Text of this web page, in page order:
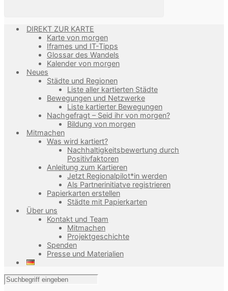
DIREKT ZUR KARTE
Karte von morgen
Iframes und IT-Tipps
Glossar des Wandels
Kalender von morgen
Neues
Städte und Regionen
Liste aller kartierten Städte
Bewegungen und Netzwerke
Liste kartierter Bewegungen
Nachgefragt – Seid ihr von morgen?
Bildung von morgen
Mitmachen
Was wird kartiert?
Nachhaltigkeitsbewertung durch
Positivfaktoren
Anleitung zum Kartieren
Jetzt Regionalpilot*in werden
Als Partnerinitiatve registrieren
Papierkarten erstellen
Städte mit Papierkarten
Über uns
Kontakt und Team
Mitmachen
Projektgeschichte
Spenden
Presse und Materialien